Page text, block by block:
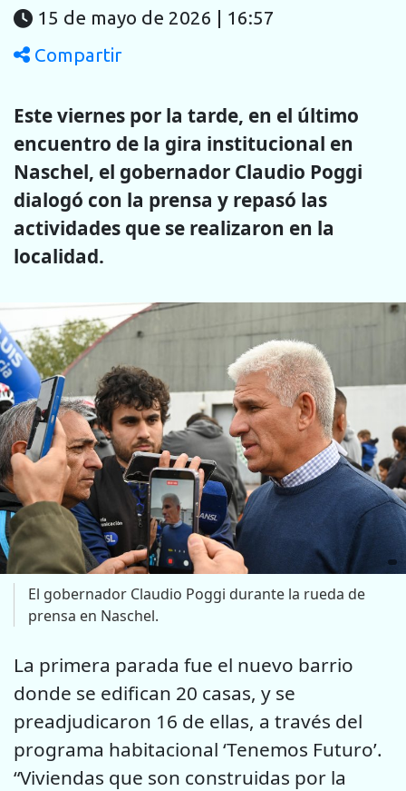
15 de mayo de 2026 | 16:57
Compartir
Este viernes por la tarde, en el último
encuentro de la gira institucional en
Naschel, el gobernador Claudio Poggi
dialogó con la prensa y repasó las
actividades que se realizaron en la
localidad.
El gobernador Claudio Poggi durante la rueda de
prensa en Naschel.
La primera parada fue el nuevo barrio
donde se edifican 20 casas, y se
preadjudicaron 16 de ellas, a través del
programa habitacional ‘Tenemos Futuro’.
“Viviendas que son construidas por la